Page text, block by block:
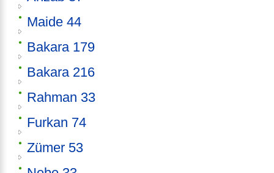
Maide 44
Bakara 179
Bakara 216
Rahman 33
Furkan 74
Zümer 53